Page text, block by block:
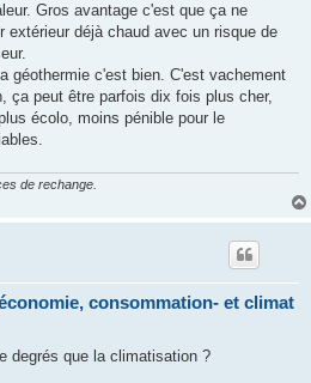
Gros avantage c'est que ça ne
extérieur déjà chaud avec un risque de
géothermie c'est bien. C'est vachement
ça peut être parfois dix fois plus cher,
écolo, moins pénible pour le
de rechange.
consommation- et climat
degrés que la climatisation ?